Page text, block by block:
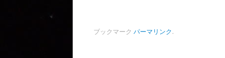
ブックマーク パーマリンク.